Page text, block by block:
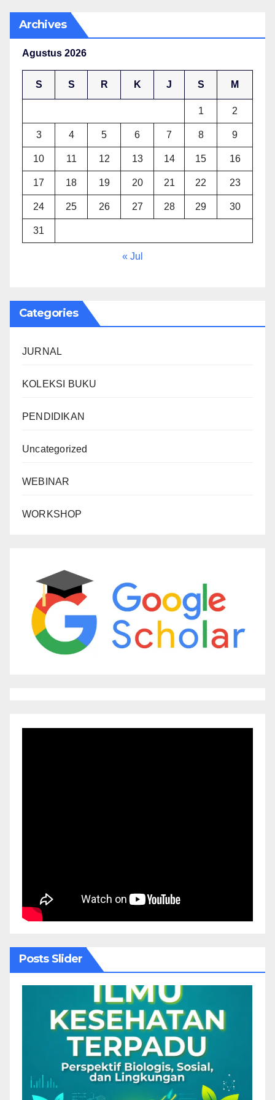
Archives
Agustus 2026
S S R K J S M
1 2
3 4 5 6 7 8 9
10 11 12 13 14 15 16
17 18 19 20 21 22 23
24 25 26 27 28 29 30
31
« Jul
Categories
JURNAL
KOLEKSI BUKU
PENDIDIKAN
Uncategorized
WEBINAR
WORKSHOP
Posts Slider